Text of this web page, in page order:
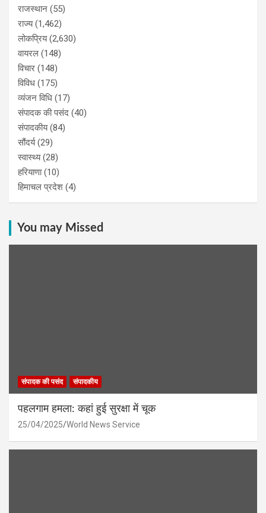
राजस्थान (55)
राज्य(1,462)
लोकप्रिय(2,630)
वायरल (148)
विचार (148)
विविध (175)
व्यंजन विधि (17)
संपादक की पसंद (40)
संपादकीय(84)
सौंदर्य(29)
स्वास्थ्य(28)
हरियाणा(10)
हिमाचल प्रदेश (4)
You may Missed
संपादक की पसंद संपादकीय
पहलगाम हमला: कहां हुई सुरक्षा में चूक
25/04/2025 World News Service